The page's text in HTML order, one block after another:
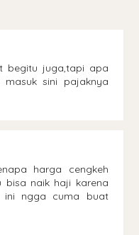
begitu juga,tapi apa
sini pajaknya
harga cengkeh
bisa naik haji karena
ini ngga cuma buat